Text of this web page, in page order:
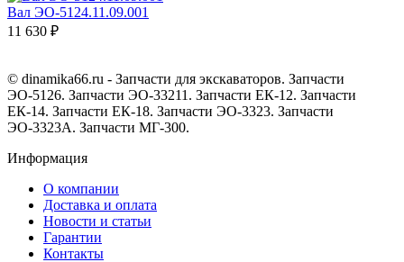
Вал ЭО-5124.11.09.001
11 630 ₽
© dinamika66.ru - Запчасти для экскаваторов. Запчасти
ЭО-5126. Запчасти ЭО-33211. Запчасти ЕК-12. Запчасти
ЕК-14. Запчасти ЕК-18. Запчасти ЭО-3323. Запчасти
ЭО-3323А. Запчасти МГ-300.
Информация
О компании
Доставка и оплата
Новости и статьи
Гарантии
Контакты